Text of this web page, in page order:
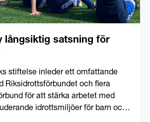
långsiktig satsning för
stiftelse inleder ett omfattande
Riksidrottsförbundet och flera
för att stärka arbetet med
idrottsmiljöer för barn och